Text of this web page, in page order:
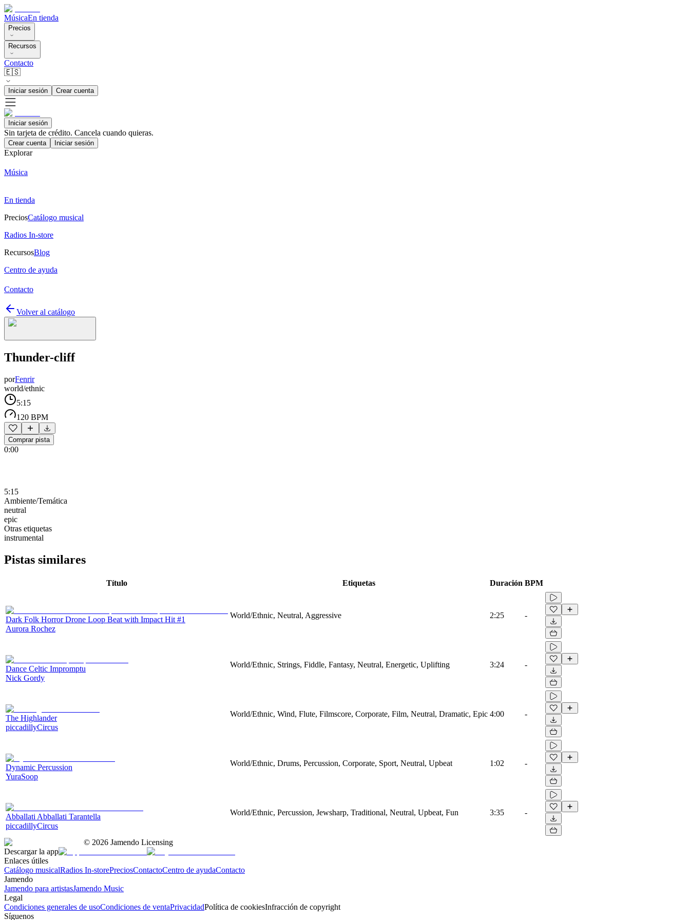
MúsicaEn tienda
Precios
Recursos
Contacto
🇪🇸
Iniciar sesión Crear cuenta
Iniciar sesión
Sin tarjeta de crédito. Cancela cuando quieras.
Crear cuenta Iniciar sesión
Explorar
Música
En tienda
PreciosCatálogo musical
Radios In-store
RecursosBlog
Centro de ayuda
Contacto
Volver al catálogo
Thunder-cliff
porFenrir
world/ethnic
5:15
120 BPM
Comprar pista
0:00
5:15
Ambiente/Temática
neutral
epic
Otras etiquetas
instrumental
Pistas similares
Título Etiquetas Duración BPM
Dark Folk Horror Drone Loop Beat with Impact Hit #1
Aurora Rochez
World/Ethnic, Neutral, Aggressive 2:25 -
Dance Celtic Impromptu
Nick Gordy
World/Ethnic, Strings, Fiddle, Fantasy, Neutral, Energetic, Uplifting 3:24 -
The Highlander
piccadillyCircus
World/Ethnic, Wind, Flute, Filmscore, Corporate, Film, Neutral, Dramatic, Epic 4:00 -
Dynamic Percussion
YuraSoop
World/Ethnic, Drums, Percussion, Corporate, Sport, Neutral, Upbeat 1:02 -
Abballati Abballati Tarantella
piccadillyCircus
World/Ethnic, Percussion, Jewsharp, Traditional, Neutral, Upbeat, Fun 3:35 -
© 2026 Jamendo Licensing
Descargar la app
Enlaces útiles
Catálogo musicalRadios In-storePreciosContactoCentro de ayudaContacto
Jamendo
Jamendo para artistasJamendo Music
Legal
Condiciones generales de usoCondiciones de ventaPrivacidadPolítica de cookiesInfracción de copyright
Síguenos